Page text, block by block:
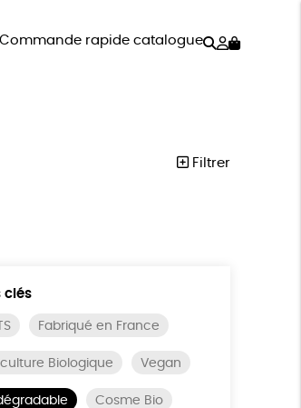
Commande rapide catalogue Rechercher
Mon
Filtrer
clés
Fabriqué en France
Biologique Vegan
Cosme Bio